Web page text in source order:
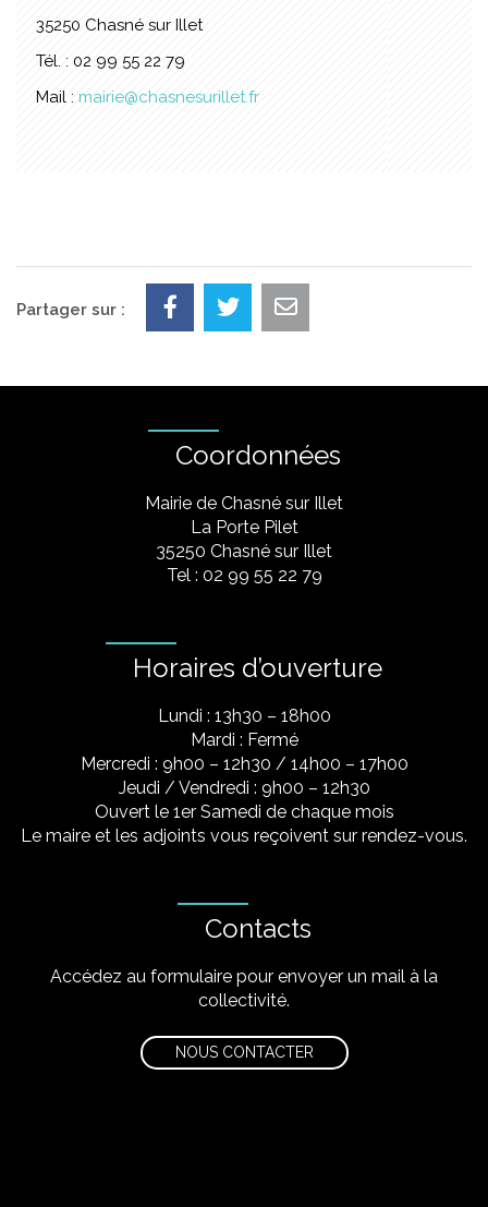
35250 Chasné sur Illet
Tél. : 02 99 55 22 79
Mail : mairie@chasnesurillet.fr
Partager sur :
Coordonnées
Mairie de Chasné sur Illet
La Porte Pilet
35250 Chasné sur Illet
Tel : 02 99 55 22 79
Horaires d’ouverture
Lundi : 13h30 – 18h00
Mardi : Fermé
Mercredi : 9h00 – 12h30 / 14h00 – 17h00
Jeudi / Vendredi : 9h00 – 12h30
Ouvert le 1er Samedi de chaque mois
Le maire et les adjoints vous reçoivent sur rendez-vous.
Contacts
Accédez au formulaire pour envoyer un mail à la
collectivité.
NOUS CONTACTER